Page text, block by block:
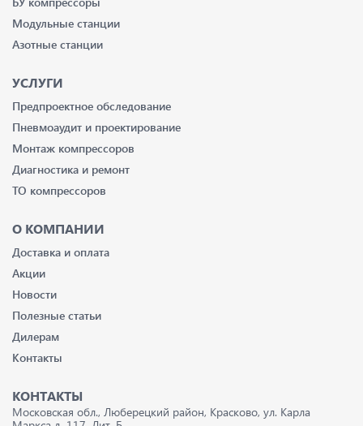
Модульные станции
Азотные станции
УСЛУГИ
Предпроектное обследование
Пневмоаудит и проектирование
Монтаж компрессоров
Диагностика и ремонт
ТО компрессоров
О КОМПАНИИ
Доставка и оплата
Акции
Новости
Полезные статьи
Дилерам
Контакты
КОНТАКТЫ
Московская обл., Люберецкий район, Красково, ул. Карла